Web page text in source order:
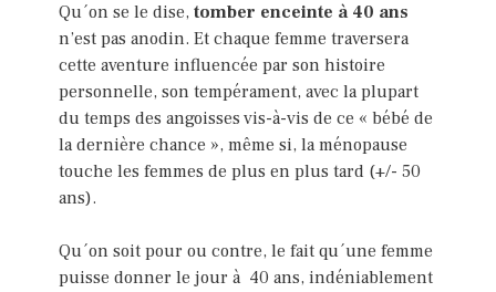
Qu´on se le dise, tomber enceinte à 40 ans
n’est pas anodin. Et chaque femme traversera
cette aventure influencée par son histoire
personnelle, son tempérament, avec la plupart
du temps des angoisses vis-à-vis de ce « bébé de
la dernière chance », même si, la ménopause
touche les femmes de plus en plus tard (+/- 50
ans).
Qu´on soit pour ou contre, le fait qu´une femme
puisse donner le jour à 40 ans, indéniablement